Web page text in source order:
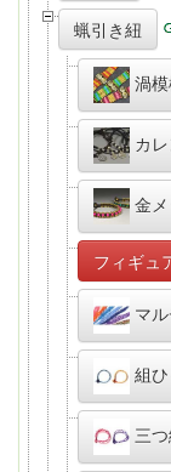
蝋引き紐
渦
カ
金
フィギュ
マ
組ひ
三